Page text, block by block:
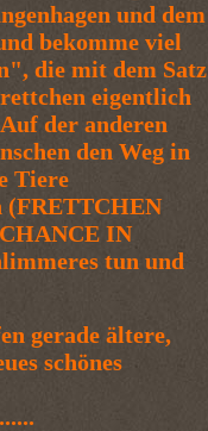
und dem
bekomme viel
die mit dem Satz
eigentlich
der anderen
den Weg in
Tiere
(FRETTCHEN
IN
tun und
gerade ältere,
schönes